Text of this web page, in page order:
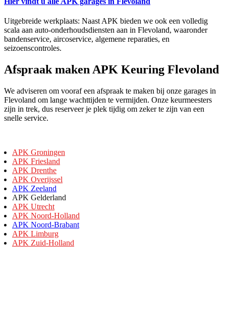
Uitgebreide werkplaats: Naast APK bieden we ook een volledig
scala aan auto-onderhoudsdiensten aan in Flevoland, waaronder
bandenservice, aircoservice, algemene reparaties, en
seizoenscontroles.
Afspraak maken APK Keuring Flevoland
We adviseren om vooraf een afspraak te maken bij onze garages in
Flevoland om lange wachttijden te vermijden. Onze keurmeesters
zijn in trek, dus reserveer je plek tijdig om zeker te zijn van een
snelle service.
APK Groningen
APK Friesland
APK Drenthe
APK Overijssel
APK Zeeland
APK Gelderland
APK Utrecht
APK Noord-Holland
APK Noord-Brabant
APK Limburg
APK Zuid-Holland